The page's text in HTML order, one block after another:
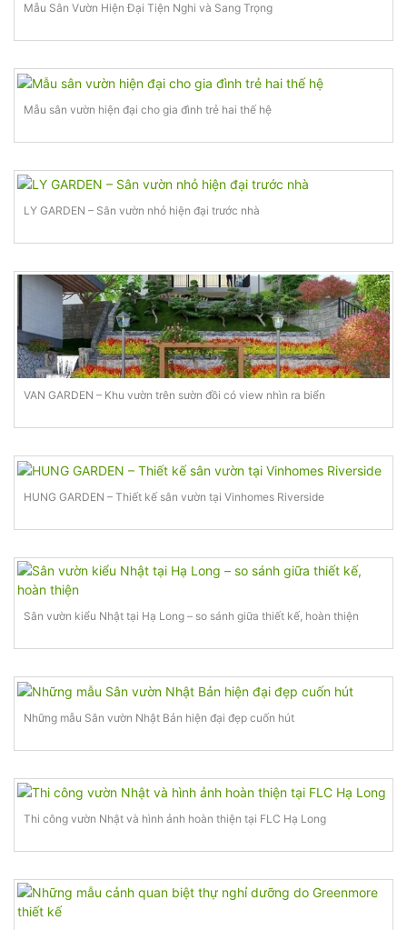
Mẫu Sân Vườn Hiện Đại Tiện Nghi và Sang Trọng
Mẫu sân vườn hiện đại cho gia đình trẻ hai thế hệ
LY GARDEN – Sân vườn nhỏ hiện đại trước nhà
VAN GARDEN – Khu vườn trên sườn đồi có view nhìn ra biển
HUNG GARDEN – Thiết kế sân vườn tại Vinhomes Riverside
Sân vườn kiểu Nhật tại Hạ Long – so sánh giữa thiết kế, hoàn thiện
Những mẫu Sân vườn Nhật Bản hiện đại đẹp cuốn hút
Thi công vườn Nhật và hình ảnh hoàn thiện tại FLC Hạ Long